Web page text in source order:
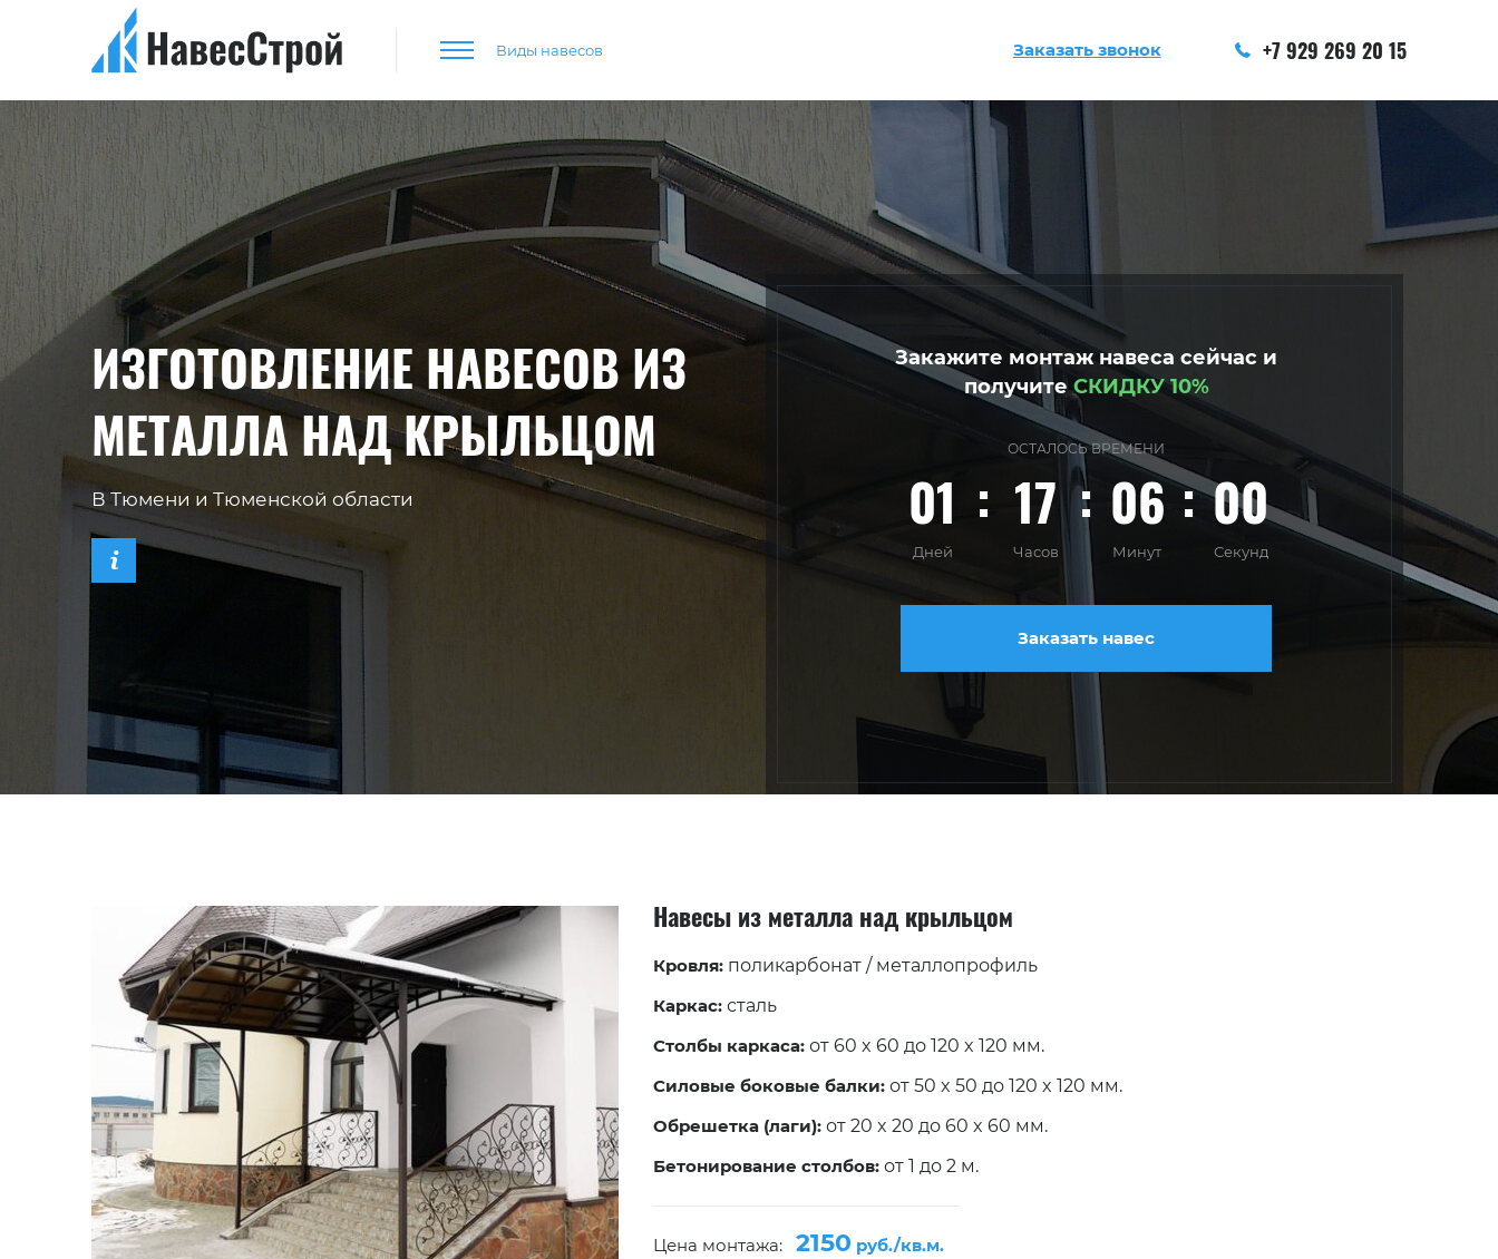
Виды навесов Заказать звонок +7 929 269 20 15
ИЗГОТОВЛЕНИЕ НАВЕСОВ ИЗ
МЕТАЛЛА НАД КРЫЛЬЦОМ
В Тюмени и Тюменской области
Закажите монтаж навеса сейчас и
получитеСКИДКУ 10%
ОСТАЛОСЬ ВРЕМЕНИ
01 17 05 58
Дней Часов Минут Секунд
Заказать навес
Навесы из металла над крыльцом
Кровля: поликарбонат / металлопрофиль
Каркас: сталь
Столбы каркаса: от 60 x 60 до 120 x 120 мм.
Силовые боковые балки: от 50 x 50 до 120 x 120 мм.
Обрешетка (лаги): от 20 x 20 до 60 x 60 мм.
Бетонирование столбов: от 1 до 2 м.
Цена монтажа:2150 руб./кв.м.